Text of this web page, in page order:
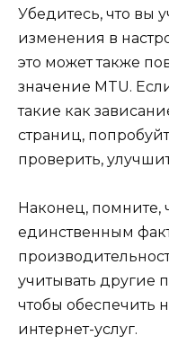
Убедитесь, что вы
изменения в
это может также
значение MTU.
такие как
страниц,
проверить,
Наконец, помните,
единственным
учитывать другие
чтобы обеспечить
интернет-услуг.